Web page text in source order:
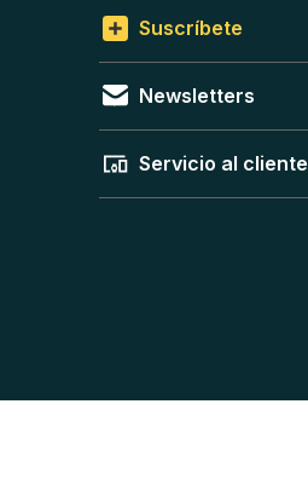
Suscríbete
Newsletters
Servicio al cliente